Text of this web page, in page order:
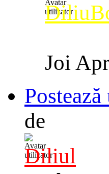
Joi
de
Diliul